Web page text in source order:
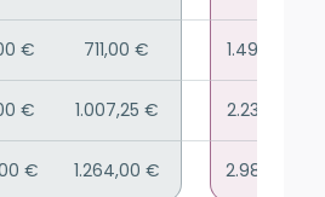
€ 711,00 € 1.490,00 €
€ 1.007,25 € 2.235,00 €
€ 1.264,00 € 2.980,00 €